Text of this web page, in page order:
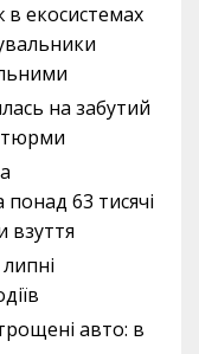
в екосистемах
на забутий
тюрми
63 тисячі
взуття
авто: в